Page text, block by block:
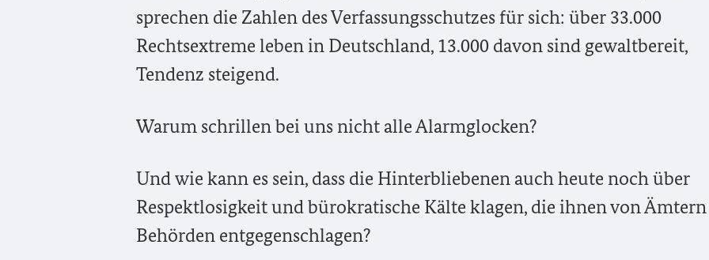
sprechen die Zahlen des Verfassungsschutzes für sich: über 33.000
Rechtsextreme leben in Deutschland, 13.000 davon sind gewaltbereit,
Tendenz steigend.
Warum schrillen bei uns nicht alle Alarmglocken?
Und wie kann es sein, dass die Hinterbliebenen auch heute noch über
Respektlosigkeit und bürokratische Kälte klagen, die ihnen von
Behörden entgegenschlagen?